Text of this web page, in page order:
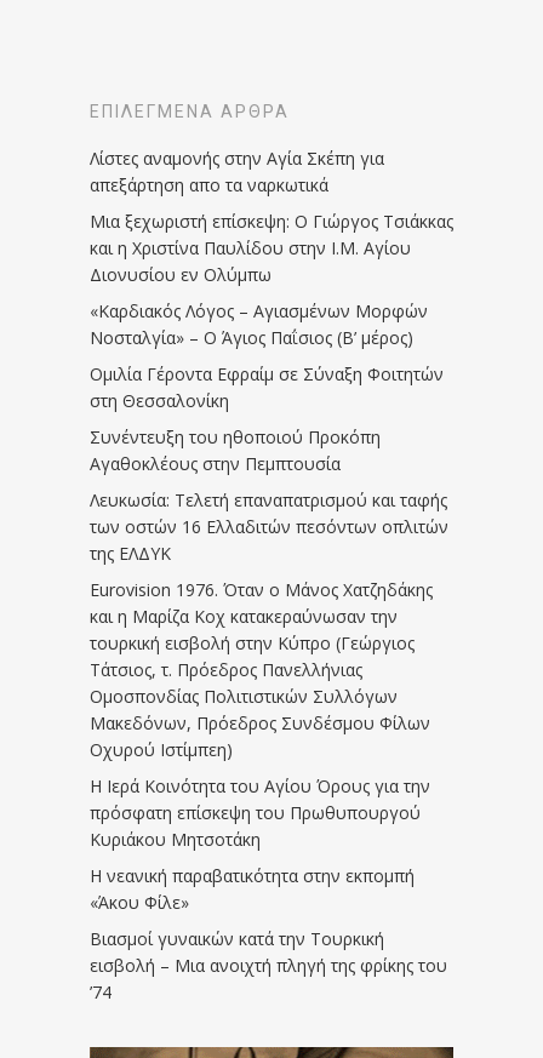
ΕΠΙΛΕΓΜΈΝΑ ΆΡΘΡΑ
Λίστες αναμονής στην Αγία Σκέπη για
απεξάρτηση απο τα ναρκωτικά
Μια ξεχωριστή επίσκεψη: Ο Γιώργος Τσιάκκας
και η Χριστίνα Παυλίδου στην Ι.Μ. Αγίου
Διονυσίου εν Ολύμπω
«Καρδιακός Λόγος – Αγιασμένων Μορφών
Νοσταλγία» – Ο Άγιος Παΐσιος (Β’ μέρος)
Ομιλία Γέροντα Εφραίμ σε Σύναξη Φοιτητών
στη Θεσσαλονίκη
Συνέντευξη του ηθοποιού Προκόπη
Αγαθοκλέους στην Πεμπτουσία
Λευκωσία: Τελετή επαναπατρισμού και ταφής
των οστών 16 Ελλαδιτών πεσόντων οπλιτών
της ΕΛΔΥΚ
Eurovision 1976. Όταν ο Μάνος Χατζηδάκης
και η Μαρίζα Κοχ κατακεραύνωσαν την
τουρκική εισβολή στην Κύπρο (Γεώργιος
Τάτσιος, τ. Πρόεδρος Πανελλήνιας
Ομοσπονδίας Πολιτιστικών Συλλόγων
Μακεδόνων, Πρόεδρος Συνδέσμου Φίλων
Οχυρού Ιστίμπεη)
Η Ιερά Κοινότητα του Αγίου Όρους για την
πρόσφατη επίσκεψη του Πρωθυπουργού
Κυριάκου Μητσοτάκη
Η νεανική παραβατικότητα στην εκπομπή
«Άκου Φίλε»
Βιασμοί γυναικών κατά την Τουρκική
εισβολή – Μια ανοιχτή πληγή της φρίκης του
’74